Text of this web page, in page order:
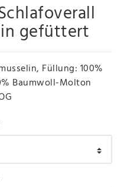
gefüttert
Füllung: 100%
Baumwoll-Molton